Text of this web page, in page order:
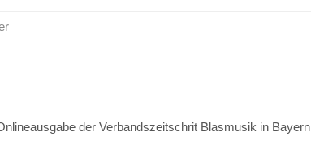
der Verbandszeitschrit Blasmusik in Bayern